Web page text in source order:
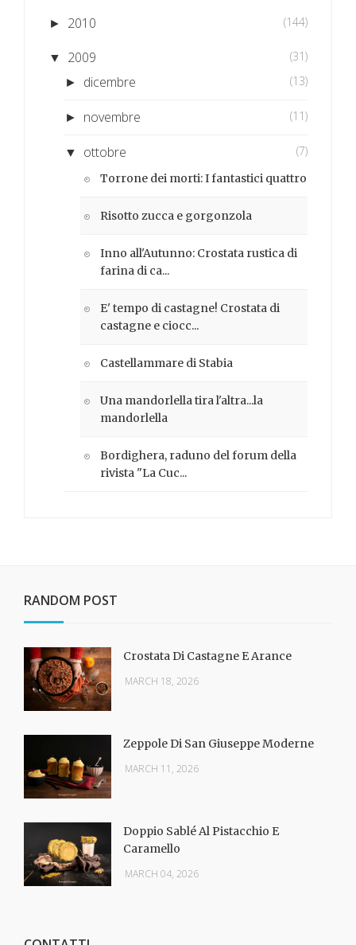
► 2010 (144)
▼ 2009 (31)
► dicembre (13)
► novembre (11)
▼ ottobre (7)
Torrone dei morti: I fantastici quattro
Risotto zucca e gorgonzola
Inno all'Autunno: Crostata rustica di
farina di ca...
E' tempo di castagne! Crostata di
castagne e ciocc...
Castellammare di Stabia
Una mandorlella tira l'altra...la
mandorlella
Bordighera, raduno del forum della
rivista "La Cuc...
RANDOM POST
Crostata Di Castagne E Arance
MARCH 18, 2026
Zeppole Di San Giuseppe Moderne
MARCH 11, 2026
Doppio Sablé Al Pistacchio E
Caramello
MARCH 04, 2026